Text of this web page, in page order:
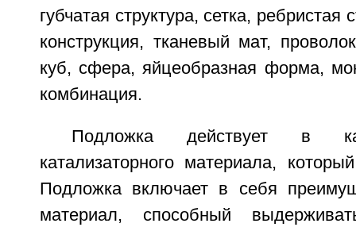
губчатая структура, сетка, ребристая
конструкция, тканевый мат,
куб, сфера, яйцеобразная форма,
комбинация.
Подложка действует в
катализаторного материала,
Подложка включает в себя
материал, способный